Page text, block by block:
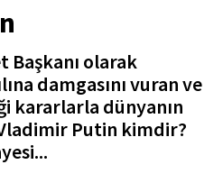
Başkanı olarak
damgasını vuran ve
kararlarla dünyanın
Putin kimdir?